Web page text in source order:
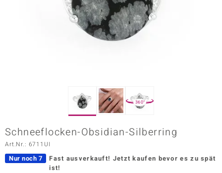
Vogue
360°
Schneeflocken-Obsidian-Silberring
Art.Nr.: 6711UI
Nur noch 7 Fast ausverkauft! Jetzt kaufen bevor es zu spät
ist!